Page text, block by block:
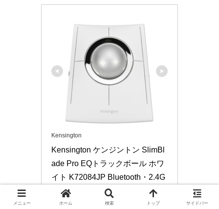
Kensington
Kensington ケンジントン SlimBl
ade Pro EQトラックボール ホワ
イト K72084JP Bluetooth・2.4G
Hzワイヤレス・有線接続対応 再
生プラスチック使用
メニュー ホーム 検索 トップ サイドバー